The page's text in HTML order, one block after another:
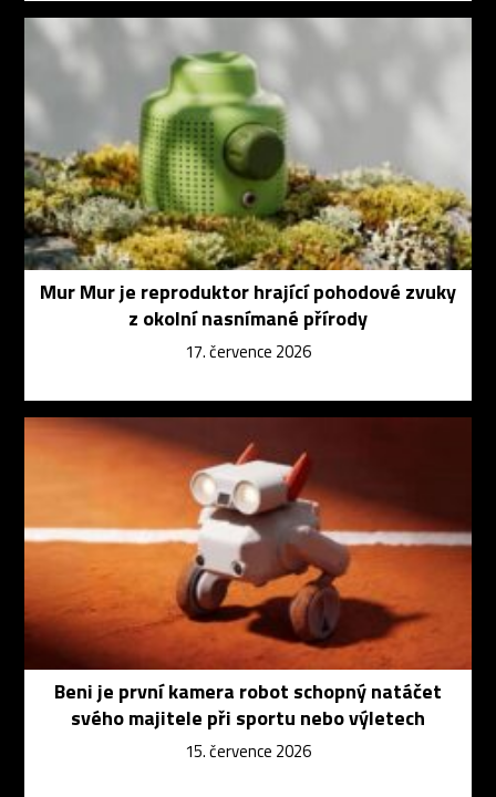
Mur Mur je reproduktor hrající pohodové zvuky
z okolní nasnímané přírody
17. července 2026
Beni je první kamera robot schopný natáčet
svého majitele při sportu nebo výletech
15. července 2026